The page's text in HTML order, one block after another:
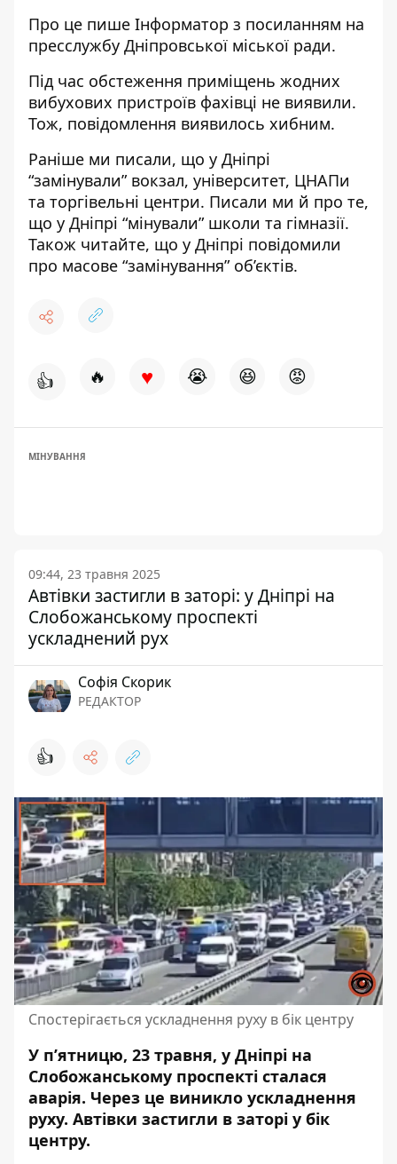
Про це пише Інформатор з посиланням на
пресслужбу Дніпровської міської ради.
Під час обстеження приміщень жодних
вибухових пристроїв фахівці не виявили.
Тож, повідомлення виявилось хибним.
Раніше ми писали, що у Дніпрі
“замінували” вокзал, університет, ЦНАПи
та торгівельні центри. Писали ми й про те,
що у Дніпрі “мінували” школи та гімназії.
Також читайте, що у Дніпрі повідомили
про масове “замінування” об’єктів.
👍 🔥 ♥ 😭 😆 😡
МІНУВАННЯ
09:44, 23 травня 2025
Автівки застигли в заторі: у Дніпрі на
Слобожанському проспекті
ускладнений рух
Софія Скорик
РЕДАКТОР
👍
Спостерігається ускладнення руху в бік центру
У п’ятницю, 23 травня, у Дніпрі на
Слобожанському проспекті сталася
аварія. Через це виникло ускладнення
руху. Автівки застигли в заторі у бік
центру.